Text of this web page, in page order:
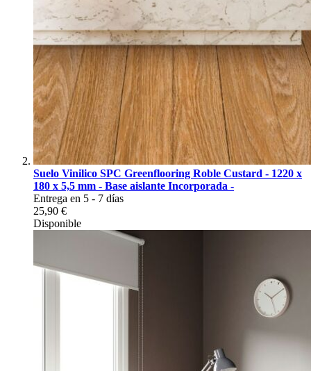
Suelo Vinilico SPC Greenflooring Roble Custard - 1220 x
180 x 5,5 mm - Base aislante Incorporada -
Entrega en 5 - 7 días
25,90 €
Disponible